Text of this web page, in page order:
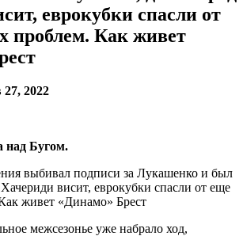
еврокубки спасли от
проблем. Как живет
2022
над Бугом.
межсезонье уже набрало ход,